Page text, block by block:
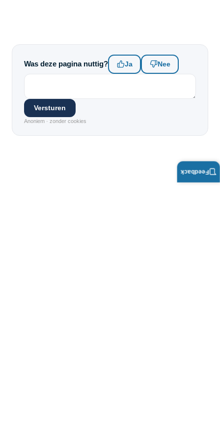
Was deze pagina nuttig? Ja Nee
Versturen
Anoniem · zonder cookies
Feedback